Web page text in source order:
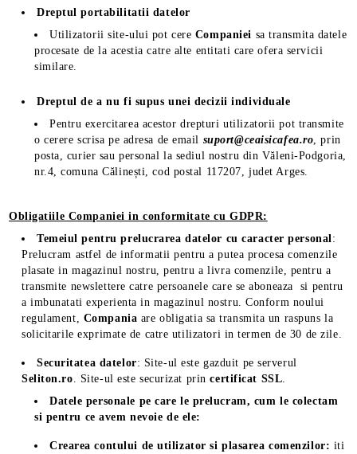
Dreptul portabilitatii datelor
Utilizatorii site-ului pot cere Companiei sa transmita datele
procesate de la acestia catre alte entitati care ofera servicii
similare.
Dreptul de a nu fi supus unei decizii individuale
Pentru exercitarea acestor drepturi utilizatorii pot transmite
o cerere scrisa pe adresa de email suport@ceaisicafea.ro, prin
posta, curier sau personal la sediul nostru din Văleni-Podgoria,
nr.4, comuna Călinești, cod postal 117207, judet Arges.
Obligatiile Companiei in conformitate cu GDPR:
Temeiul pentru prelucrarea datelor cu caracter personal:
Prelucram astfel de informatii pentru a putea procesa comenzile
plasate in magazinul nostru, pentru a livra comenzile, pentru a
transmite newslettere catre persoanele care se aboneaza si pentru
a imbunatati experienta in magazinul nostru. Conform noului
regulament, Compania are obligatia sa transmita un raspuns la
solicitarile exprimate de catre utilizatori in termen de 30 de zile.
Securitatea datelor: Site-ul este gazduit pe serverul
Seliton.ro. Site-ul este securizat princertificat SSL.
Datele personale pe care le prelucram, cum le colectam
si pentru ce avem nevoie de ele:
Crearea contului de utilizator si plasarea comenzilor: iti